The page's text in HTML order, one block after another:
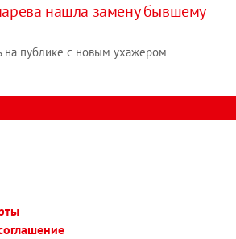
нашла замену бывшему
на публике с новым ухажером